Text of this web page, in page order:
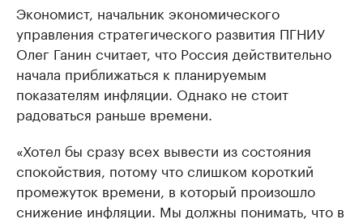
Экономист, начальник экономического
управления стратегического развития ПГНИУ
Олег Ганин считает, что Россия действительно
начала приближаться к планируемым
показателям инфляции. Однако не стоит
радоваться раньше времени.
«Хотел бы сразу всех вывести из состояния
спокойствия, потому что слишком короткий
промежуток времени, в который произошло
снижение инфляции. Мы должны понимать, что в